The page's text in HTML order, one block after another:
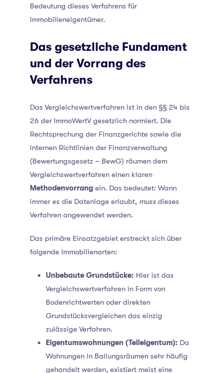
Bedeutung dieses Verfahrens für
Immobilieneigentümer.
Das gesetzliche Fundament
und der Vorrang des
Verfahrens
Das Vergleichswertverfahren ist in den §§ 24 bis
26 der ImmoWertV gesetzlich normiert. Die
Rechtsprechung der Finanzgerichte sowie die
internen Richtlinien der Finanzverwaltung
(Bewertungsgesetz – BewG) räumen dem
Vergleichswertverfahren einen klaren
Methodenvorrang ein. Das bedeutet: Wann
immer es die Datenlage erlaubt, mussdieses
Verfahren angewendet werden.
Das primäre Einsatzgebiet erstreckt sich über
folgende Immobilienarten:
Unbebaute Grundstücke: Hier ist das
Vergleichswertverfahren in Form von
Bodenrichtwerten oder direkten
Grundstücksvergleichen das einzig
zulässige Verfahren.
Eigentumswohnungen (Teileigentum): Da
Wohnungen in Ballungsräumen sehr häufig
gehandelt werden, existiert meist eine